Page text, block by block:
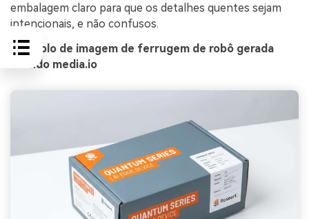
embalagem claro para que os detalhes quentes sejam
intencionais, e não confusos.
Exemplo de imagem de ferrugem de robô gerada
usando media.io